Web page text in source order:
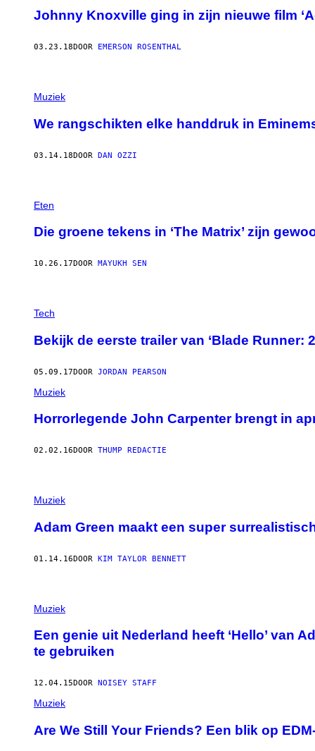
Johnny Knoxville ging in zijn nieuwe film
03.23.18DOOR EMERSON ROSENTHAL
Muziek
We rangschikten elke handdruk in Eminems
03.14.18DOOR DAN OZZI
Eten
Die groene tekens in ‘The Matrix’ zijn
10.26.17DOOR MAYUKH SEN
Tech
Bekijk de eerste trailer van ‘Blade Runner:
05.09.17DOOR JORDAN PEARSON
Muziek
Horrorlegende John Carpenter brengt in
02.02.16DOOR THUMP REDACTIE
Muziek
Adam Green maakt een super
01.14.16DOOR KIM TAYLOR BENNETT
Muziek
Een genie uit Nederland heeft ‘Hello’ van
te gebruiken
12.04.15DOOR NOISEY STAFF
Muziek
Are We Still Your Friends? Een blik op